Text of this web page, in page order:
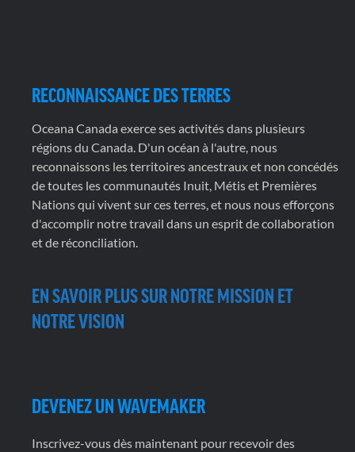
RECONNAISSANCE DES TERRES
Oceana Canada exerce ses activités dans plusieurs
régions du Canada. D'un océan à l'autre, nous
reconnaissons les territoires ancestraux et non concédés
de toutes les communautés Inuit, Métis et Premières
Nations qui vivent sur ces terres, et nous nous efforçons
d'accomplir notre travail dans un esprit de collaboration
et de réconciliation.
EN SAVOIR PLUS SUR NOTRE MISSION ET
NOTRE VISION
DEVENEZ UN WAVEMAKER
Inscrivez-vous dès maintenant pour recevoir des